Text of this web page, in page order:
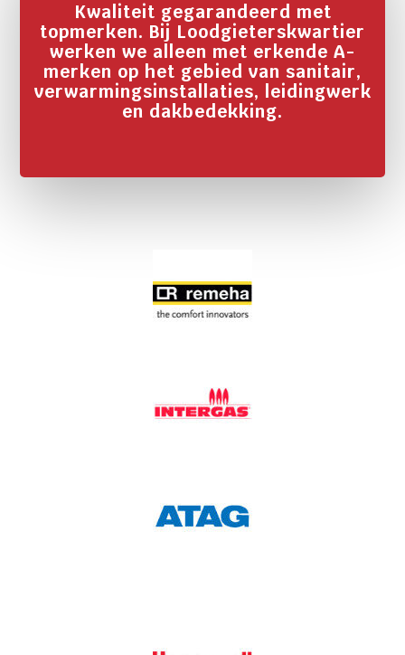
Kwaliteit gegarandeerd met
topmerken. Bij Loodgieterskwartier
werken we alleen met erkende A-
merken op het gebied van sanitair,
verwarmingsinstallaties, leidingwerk
en dakbedekking.